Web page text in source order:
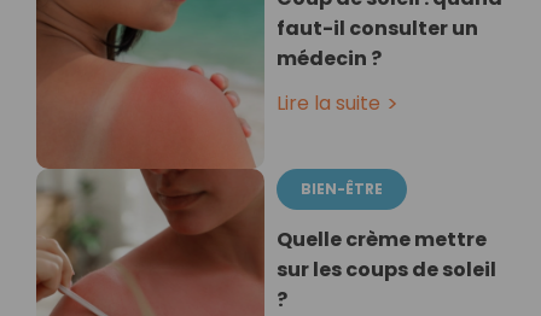
faut-il consulter un
médecin ?
Lire la suite
BIEN-ÊTRE
Quelle crème mettre
sur les coups de soleil
?